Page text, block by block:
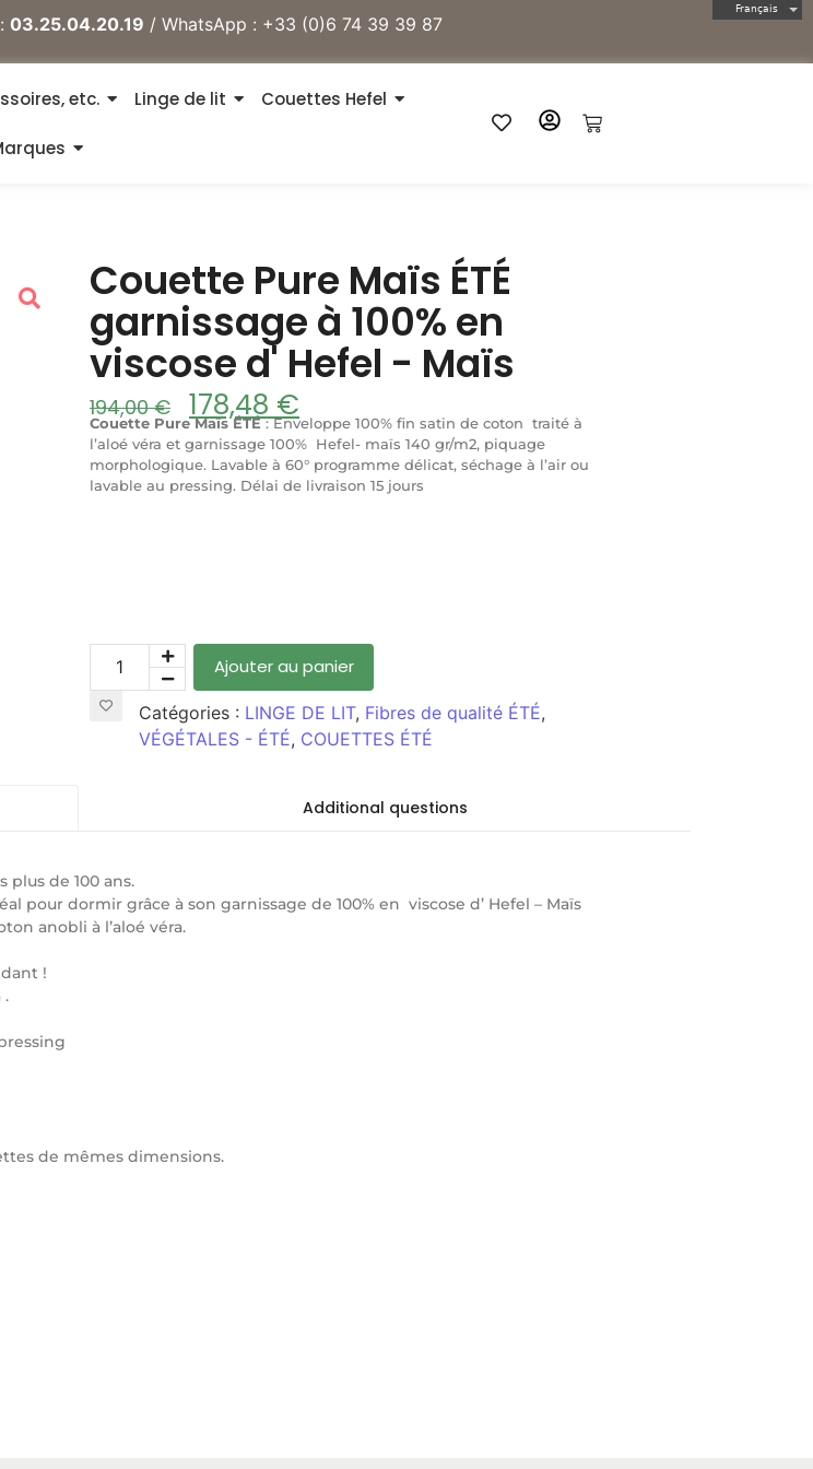
Français
03.25.04.20.19 / WhatsApp : +33 (0)6 74 39 39 87
etc. Linge de lit Couettes Hefel
Couette Pure Maïs ÉTÉ
garnissage à 100% en
viscose d' Hefel - Maïs
194,00€ 178,48 €
Couette Pure Maïs ÉTÉ: Enveloppe 100% fin satin de coton traité à
l’aloé véra et garnissage 100% Hefel- maïs 140 gr/m2, piquage
morphologique. Lavable à 60° programme délicat, séchage à l’air ou
lavable au pressing. Délai de livraison 15 jours
Ajouter au panier
Catégories : LINGE DE LIT, Fibres de qualité ÉTÉ,
VÉGÉTALES - ÉTÉ, COUETTES ÉTÉ
Additional questions
plus de 100 ans.
dormir grâce à son garnissage de 100% en viscose d’ Hefel – Maïs
anobli à l’aloé véra.
!
.
de mêmes dimensions.